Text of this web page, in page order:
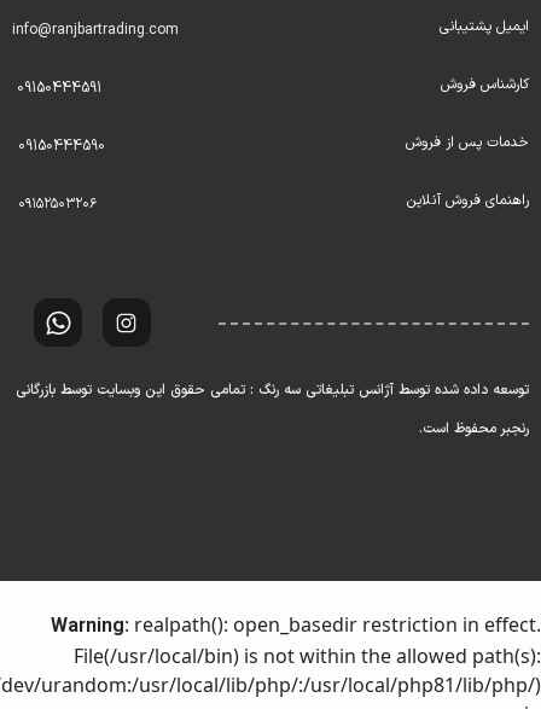
ایمیل پشتیبانی info@ranjbartrading.com
کارشناس فروش 09150444591
خدمات پس از فروش 09150444590
راهنمای فروش آنلاین ۰۹۱۵۲۵۰۳۲۰۶
توسعه داده شده توسط آژانس تبلیغاتی سه رنگ : تمامی حقوق این وبسایت توسط بازرگانی
رنجبر محفوظ است.
Warning: realpath(): open_basedir restriction in effect.
File(/usr/local/bin) is not within the allowed path(s):
urandom:/usr/local/lib/php/:/usr/local/php81/lib/php/)